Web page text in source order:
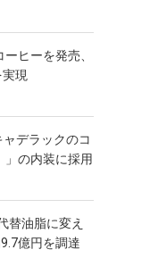
ヒーを発売、
実現
デラックのコ
」の内装に採用
替油脂に変え
億円を調達